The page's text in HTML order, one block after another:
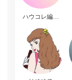
ハウコレ編集